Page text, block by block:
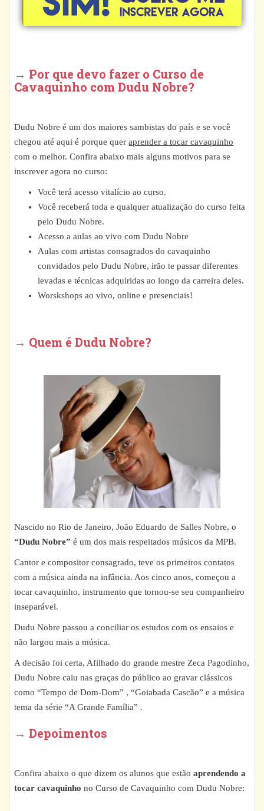
→ Por que devo fazer o Curso de
Cavaquinho com Dudu Nobre?
Dudu Nobre é um dos maiores sambistas do país e se você
chegou até aqui é porque queraprender a tocar cavaquinho
com o melhor. Confira abaixo mais alguns motivos para se
inscrever agora no curso:
Você terá acesso vitalício ao curso.
Você receberá toda e qualquer atualização do curso feita
pelo Dudu Nobre.
Acesso a aulas ao vivo com Dudu Nobre
Aulas com artistas consagrados do cavaquinho
convidados pelo Dudu Nobre, irão te passar diferentes
levadas e técnicas adquiridas ao longo da carreira deles.
Worskshops ao vivo, online e presenciais!
→ Quem é Dudu Nobre?
Nascido no Rio de Janeiro, João Eduardo de Salles Nobre, o
“Dudu Nobre” é um dos mais respeitados músicos da MPB.
Cantor e compositor consagrado, teve os primeiros contatos
com a música ainda na infância. Aos cinco anos, começou a
tocar cavaquinho, instrumento que tornou-se seu companheiro
inseparável.
Dudu Nobre passou a conciliar os estudos com os ensaios e
não largou mais a música.
A decisão foi certa, Afilhado do grande mestre Zeca Pagodinho,
Dudu Nobre caiu nas graças do público ao gravar clássicos
como “Tempo de Dom-Dom” , “Goiabada Cascão” e a música
tema da série “A Grande Família” .
→ Depoimentos
Confira abaixo o que dizem os alunos que estãoaprendendo a
tocar cavaquinho no Curso de Cavaquinho com Dudu Nobre: